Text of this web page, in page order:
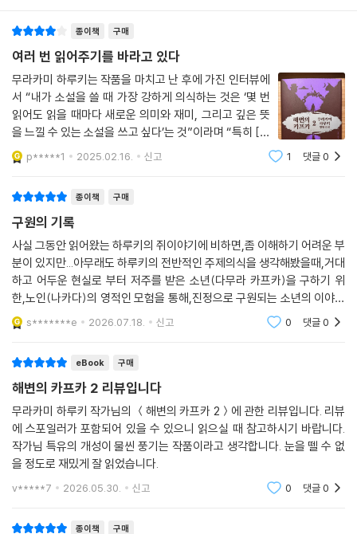
종이책 구매
여러 번 읽어주기를 바라고 있다
무라카미 하루키는 작품을 마치고 난 후에 가진 인터뷰에
서 “내가 소설을 쓸 때 가장 강하게 의식하는 것은 ‘몇 번
읽어도 읽을 때마다 새로운 의미와 재미, 그리고 깊은 뜻
을 느낄 수 있는 소설을 쓰고 싶다’는 것”이라며 “특히 [해
변의 카프카]는 여러 번 읽어주기를 바라고 있다”고 말했
다.
p*****1 2025.02.16. 신고 1 댓글0
종이책 구매
구원의 기록
사실 그동안 읽어왔는 하루키의 쥐이야기에 비하면,좀 이해하기 어려운 부
분이 있지만...아무래도 하루키의 전반적인 주제의식을 생각해봤을때,거대
하고 어두운 현실로 부터 저주를 받은 소년(다무라 카프카)을 구하기 위
한,노인(나카다)의 영적인 모험을 통해,진정으로 구원되는 소년의 이야기
로 이해되었습니다.사간가는 줄 모르고 읽게되어 기쁩니다.
s*******e 2026.07.18. 신고 0 댓글0
eBook 구매
해변의 카프카 2 리뷰입니다
무라카미 하루키 작가님의 ＜해변의 카프카 2＞에 관한 리뷰입니다. 리뷰
에 스포일러가 포함되어 있을 수 있으니 읽으실 때 참고하시기 바랍니다.
작가님 특유의 개성이 물씬 풍기는 작품이라고 생각합니다. 눈을 뗄 수 없
을 정도로 재밌게 잘 읽었습니다.
v*****7 2026.05.30. 신고 0 댓글0
종이책 구매